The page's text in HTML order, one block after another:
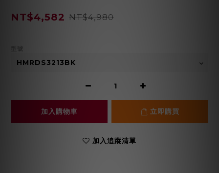
NT$4,582 NT$4,980
加入購物車 立即購買
加入追蹤清單